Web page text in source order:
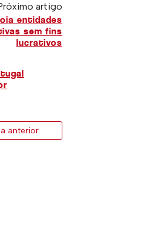
artigo
entidades
sem fins
lucrativos
anterior